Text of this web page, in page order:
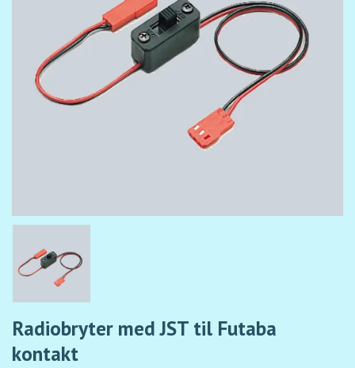
Radiobryter med JST til Futaba
kontakt